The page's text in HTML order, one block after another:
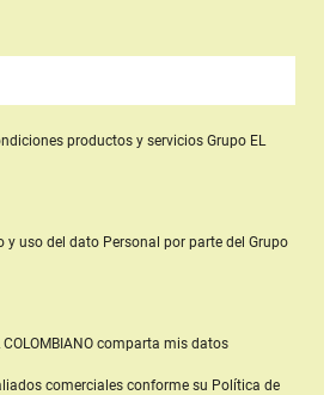
productos y serviciosGrupo EL
y uso del dato Personal por parte del Grupo
comparta mis datos
comerciales conforme su Política de